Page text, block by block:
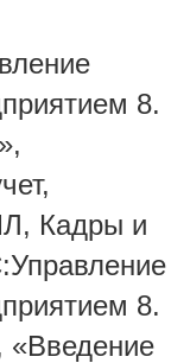
8.
Кадры и
8.
«Введение